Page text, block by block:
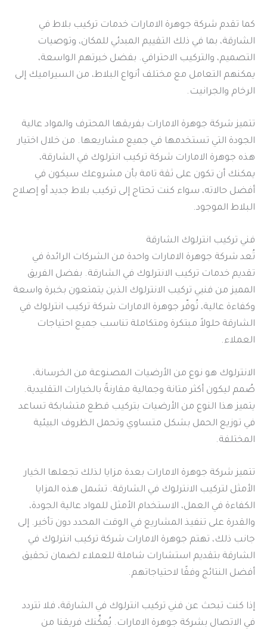
كما تقدم شركة جوهرة الامارات خدمات تركيب بلاط في
الشارقة، بما في ذلك التقييم المبدئي للمكان، وتوصيات
التصميم، والتركيب الاحترافي. بفضل خبرتهم الواسعة،
يمكنهم التعامل مع مختلف أنواع البلاط، من السيراميك إلى
الرخام والجرانيت.
تتميز شركة جوهرة الامارات بفريقها المحترف والمواد عالية
الجودة التي تستخدمها في جميع مشاريعها. من خلال اختيار
هذه جوهرة الامارات شركة تركيب انترلوك في الشارقة،
يمكنك أن تكون على ثقة تامة بأن مشروعك سيكون في
أفضل حالاته، سواء كنت تحتاج إلى تركيب بلاط جديد أو إصلاح
البلاط الموجود.
فني تركيب انترلوك الشارقة
تُعد شركة جوهرة الامارات واحدة من الشركات الرائدة في
تقديم خدمات تركيب الانترلوك في الشارقة. بفضل الفريق
المميز من فنيي تركيب الانترلوك الذين يتمتعون بخبرة واسعة
وكفاءة عالية، تُوفّر جوهرة الامارات شركة تركيب انترلوك في
الشارقة حلولاً مبتكرة ومتكاملة تناسب جميع احتياجات
العملاء.
الانترلوك هو نوع من الأرضيات المصنوعة من الخرسانة،
صُمم ليكون أكثر متانة وجمالية مقارنةً بالخيارات التقليدية.
يتميز هذا النوع من الأرضيات بتركيب قطع متشابكة تساعد
في توزيع الحمل بشكل متساوي وتحمل الظروف البيئية
المختلفة.
تتميز شركة جوهرة الامارات بعدة مزايا لذلك تجعلها الخيار
الأمثل لتركيب الانترلوك في الشارقة. تشمل هذه المزايا
الكفاءة في العمل، الاستخدام الأمثل للمواد عالية الجودة،
والقدرة على تنفيذ المشاريع في الوقت المحدد دون تأخير. إلى
جانب ذلك، تهتم جوهرة الامارات شركة تركيب انترلوك في
الشارقة بتقديم استشارات شاملة للعملاء لضمان تحقيق
أفضل النتائج وفقًا لاحتياجاتهم.
إذا كنت تبحث عن فني تركيب انترلوك في الشارقة، فلا تتردد
في الاتصال بشركة جوهرة الامارات. يُمكِّنك فريقنا من